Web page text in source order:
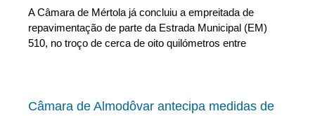
A Câmara de Mértola já concluiu a empreitada de
repavimentação de parte da Estrada Municipal (EM)
510, no troço de cerca de oito quilómetros entre
Câmara de Almodôvar antecipa medidas de